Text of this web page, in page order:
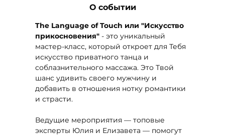
О событии
The Language of Touch или "Искусство
прикосновения" - это уникальный
мастер-класс, который откроет для Тебя
искусство приватного танца и
соблазнительного массажа. Это Твой
шанс удивить своего мужчину и
добавить в отношения нотку романтики
и страсти.
Ведущие мероприятия — топовые
эксперты Юлия и Елизавета — помогут